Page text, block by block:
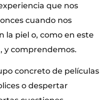
que nos
cuando nos
la piel o, como en este
y comprendemos.
concreto de películas
o despertar